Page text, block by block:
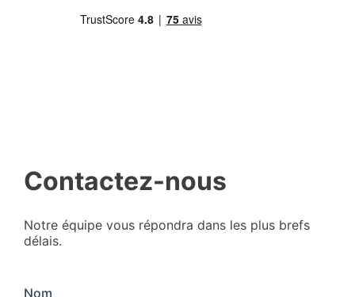
Contactez-nous
Notre équipe vous répondra dans les plus brefs
délais.
Nom